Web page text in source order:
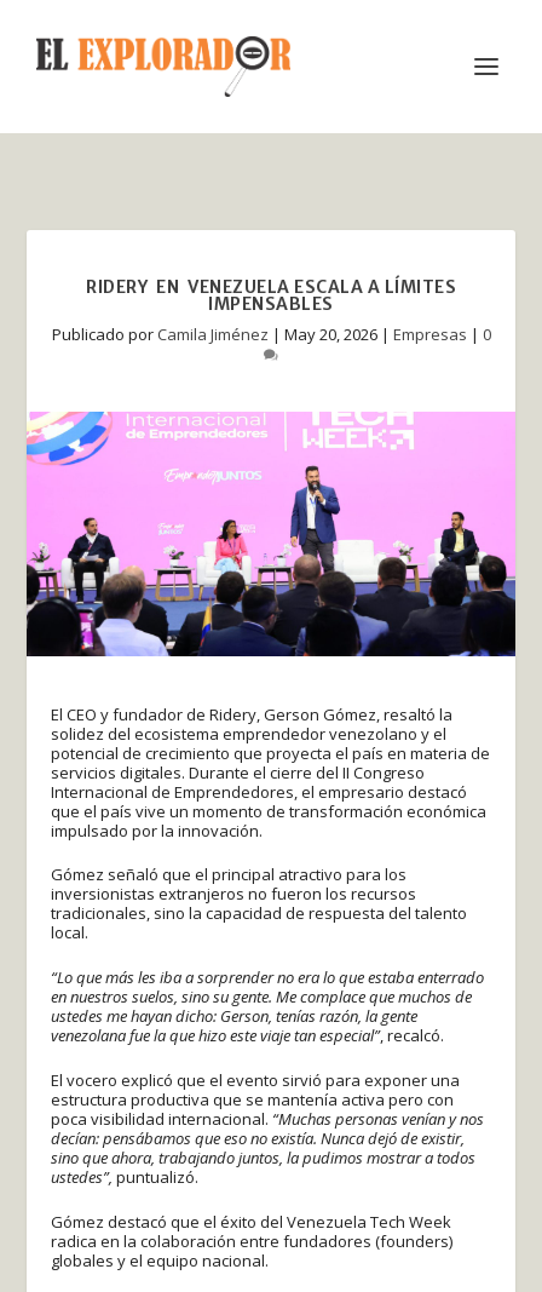
RIDERY EN VENEZUELA ESCALA A LÍMITES
IMPENSABLES
Publicado por Camila Jiménez | May 20, 2026| Empresas | 0
El CEO y fundador de Ridery, Gerson Gómez, resaltó la
solidez del ecosistema emprendedor venezolano y el
potencial de crecimiento que proyecta el país en materia de
servicios digitales. Durante el cierre del II Congreso
Internacional de Emprendedores, el empresario destacó
que el país vive un momento de transformación económica
impulsado por la innovación.
Gómez señaló que el principal atractivo para los
inversionistas extranjeros no fueron los recursos
tradicionales, sino la capacidad de respuesta del talento
local.
“Lo que más les iba a sorprender no era lo que estaba enterrado
en nuestros suelos, sino su gente. Me complace que muchos de
ustedes me hayan dicho: Gerson, tenías razón, la gente
venezolana fue la que hizo este viaje tan especial”, recalcó.
El vocero explicó que el evento sirvió para exponer una
estructura productiva que se mantenía activa pero con
poca visibilidad internacional. “Muchas personas venían y nos
decían: pensábamos que eso no existía. Nunca dejó de existir,
sino que ahora, trabajando juntos, la pudimos mostrar a todos
ustedes”, puntualizó.
Gómez destacó que el éxito del Venezuela Tech Week
radica en la colaboración entre fundadores (founders)
globales y el equipo nacional.